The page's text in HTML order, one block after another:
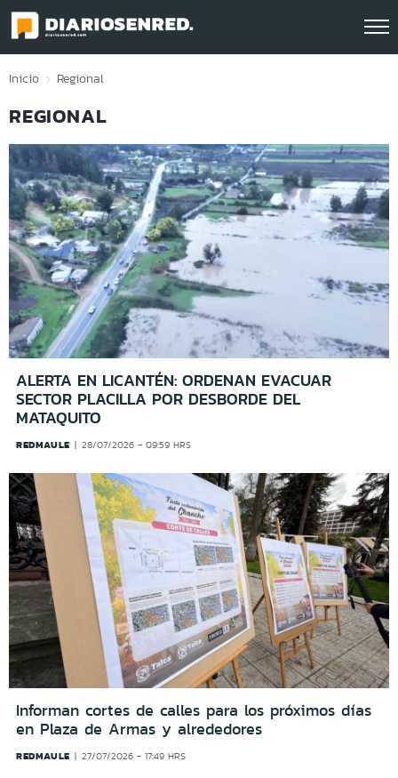
Click acá para ir directamente al contenido
Inicio Regional
REGIONAL
ALERTA EN LICANTÉN: ORDENAN EVACUAR
SECTOR PLACILLA POR DESBORDE DEL
MATAQUITO
REDMAULE 28/07/2026 - 09:59 HRS
Informan cortes de calles para los próximos días
en Plaza de Armas y alrededores
REDMAULE 27/07/2026 - 17:49 HRS